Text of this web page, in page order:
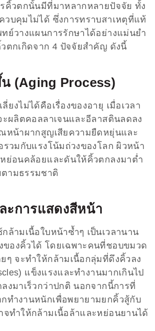
คิ้วตกนั้นมีที่มาหลากหลายปัจจัย ทั้ง
บคุมไม่ได้ ซึ่งการทราบสาเหตุที่แท้
ย์วางแผนการรักษาได้อย่างแม่นยำ
ตกเกิดจาก 4 ปัจจัยสำคัญ ดังนี้
(Aging Process)
ยงไม่ได้คือเรื่องของอายุ เมื่อเวลา
ะผลิตคอลลาเจนและอีลาสตินลดลง
หน้าผากสูญเสียความยืดหยุ่นและ
รวมกับแรงโน้มถ่วงของโลก ผิวหน้า
ย่อนคล้อยและดันให้คิ้วตกลงมาต่ำ
ามธรรมชาติ
ะการแสดงสีหน้า
ล้ามเนื้อใบหน้าซ้ำๆ เป็นเวลานาน
ของคิ้วได้ โดยเฉพาะคนที่ชอบขมวด
ๆ จะทำให้กล้ามเนื้อกลุ่มที่ดึงคิ้วลง
แข็งแรงและทำงานมากเกินไป
งมาเร็วกว่าปกติ นอกจากนี้การที่
ทำงานหนักเพื่อพยายามยกคิ้วสู้กับ
จทำให้กล้ามเนื้อล้าและหย่อนยานได้